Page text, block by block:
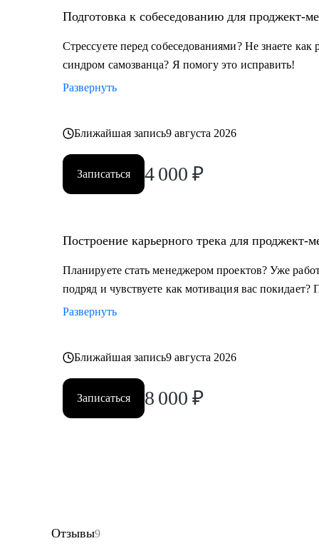
Подготовка к собеседованию для проджект-
Стрессуете перед собеседованиями? Не знаете
синдром самозванца? Я помогу это исправить!
Развернуть
Ближайшая запись9 августа 2026
Записаться 4 000 ₽
Построение карьерного трека для проджект-
Планируете стать менеджером проектов? Уже
подряд и чувствуете как мотивация вас
Развернуть
Ближайшая запись9 августа 2026
Записаться 8 000 ₽
Отзывы9